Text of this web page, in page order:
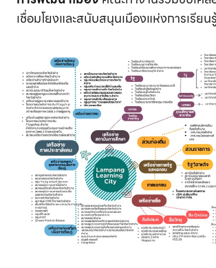
เชื่อมโยงและสนับสนุนเมืองแห่งการเรียน